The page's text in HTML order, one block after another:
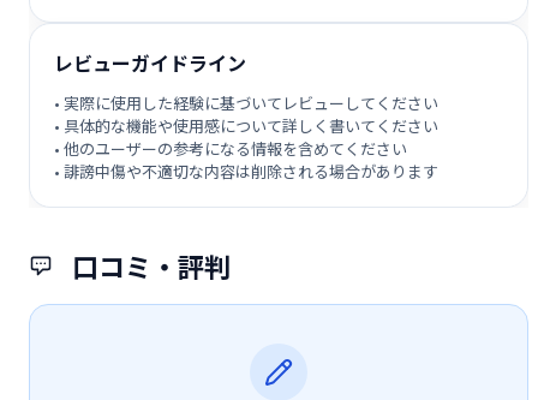
口コミ・評判
レビューガイドライン
• 実際に使用した経験に基づいてレビューしてください
• 具体的な機能や使用感について詳しく書いてください
• 他のユーザーの参考になる情報を含めてください
• 誹謗中傷や不適切な内容は削除される場合があります